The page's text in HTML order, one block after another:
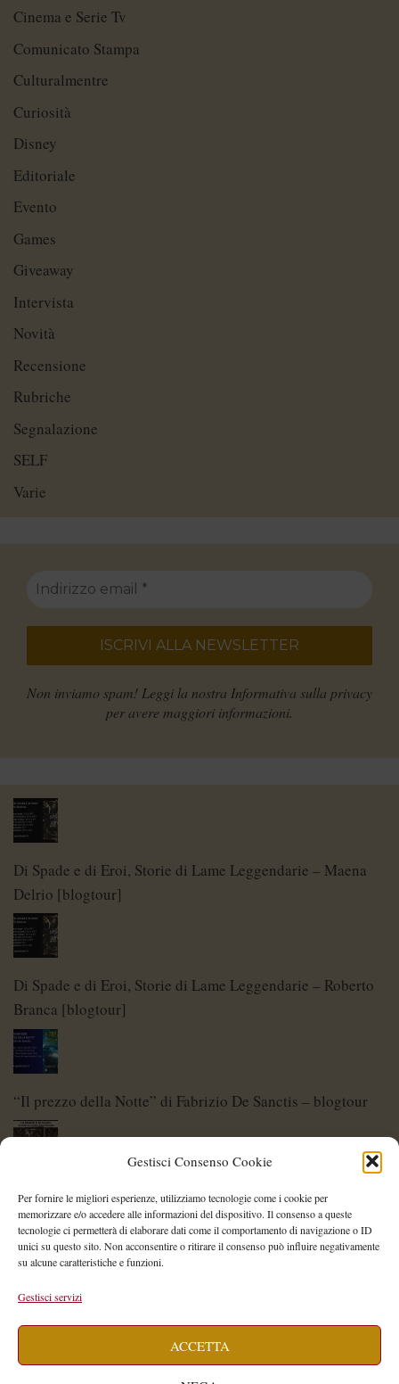
Gestisci Consenso Cookie
Per fornire le migliori esperienze, utilizziamo tecnologie come i cookie per
memorizzare e/o accedere alle informazioni del dispositivo. Il consenso a queste
tecnologie ci permetterà di elaborare dati come il comportamento di navigazione o ID
unici su questo sito. Non acconsentire o ritirare il consenso può influire negativamente
su alcune caratteristiche e funzioni.
Gestisci servizi
ACCETTA
Cinema e Serie Tv
Comunicato Stampa
Culturalmentre
Curiosità
Disney
Editoriale
Evento
Games
Giveaway
Intervista
Novità
Recensione
Rubriche
Segnalazione
SELF
Varie
Non inviamo spam! Leggi la nostra Informativa sulla privacy
per avere maggiori informazioni.
Di Spade e di Eroi, Storie di Lame Leggendarie – Maena
Delrio [blogtour]
Di Spade e di Eroi, Storie di Lame Leggendarie – Roberto
Branca [blogtour]
“Il prezzo della Notte” di Fabrizio De Sanctis – blogtour
Di Spade e di Eroi – Storie di Lame Leggendarie